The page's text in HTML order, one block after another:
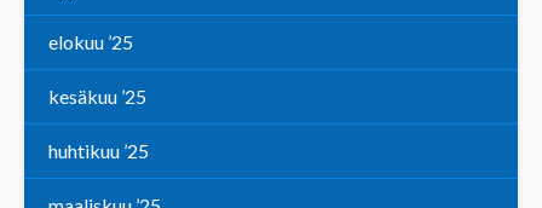
elokuu ’25
kesäkuu ’25
huhtikuu ’25